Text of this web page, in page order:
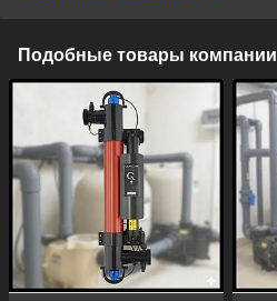
Подобные товары компании